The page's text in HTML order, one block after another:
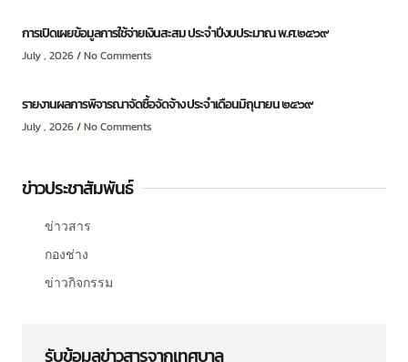
การเปิดเผยข้อมูลการใช้จ่ายเงินสะสม ประจำปีงบประมาณ พ.ศ.๒๕๖๙
July , 2026 No Comments
รายงานผลการพิจารณาจัดซื้อจัดจ้าง ประจำเดือนมิถุนายน ๒๕๖๙
July , 2026 No Comments
ข่าวประชาสัมพันธ์
ข่าวสาร
กองช่าง
ข่าวกิจกรรม
รับข้อมูลข่าวสารจากเทศบาล